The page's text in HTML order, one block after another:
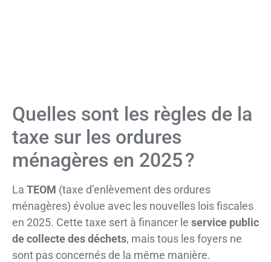
Quelles sont les règles de la
taxe sur les ordures
ménagères en 2025 ?
La TEOM (taxe d’enlèvement des ordures
ménagères) évolue avec les nouvelles lois fiscales
en 2025. Cette taxe sert à financer le service public
de collecte des déchets, mais tous les foyers ne
sont pas concernés de la même manière.